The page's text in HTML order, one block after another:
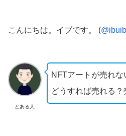
こんにちは。イブです。 (
とある人
NFTアートが売れな
どうすれば売れる？